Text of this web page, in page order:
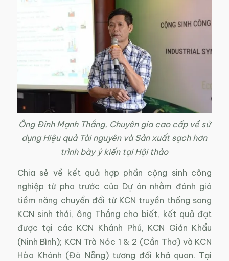
Ông Đinh Mạnh Thắng, Chuyên gia cao cấp về sử
dụng Hiệu quả Tài nguyên và Sản xuất sạch hơn
trình bày ý kiến tại Hội thảo
Chia sẻ về kết quả hợp phần cộng sinh công
nghiệp từ pha trước của Dự án nhằm đánh giá
tiềm năng chuyển đổi từ KCN truyền thống sang
KCN sinh thái, ông Thắng cho biết, kết quả đạt
được tại các KCN Khánh Phú, KCN Gián Khẩu
(Ninh Bình); KCN Trà Nóc 1 & 2 (Cần Thơ) và KCN
Hòa Khánh (Đà Nẵng) tương đối khả quan. Tại